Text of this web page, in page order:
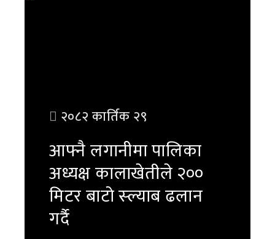
२०८२ कार्तिक २९
आफ्नै लगानीमा पालिका
अध्यक्ष कालाखेतीले २००
मिटर बाटो स्ल्याब ढलान
गर्दै